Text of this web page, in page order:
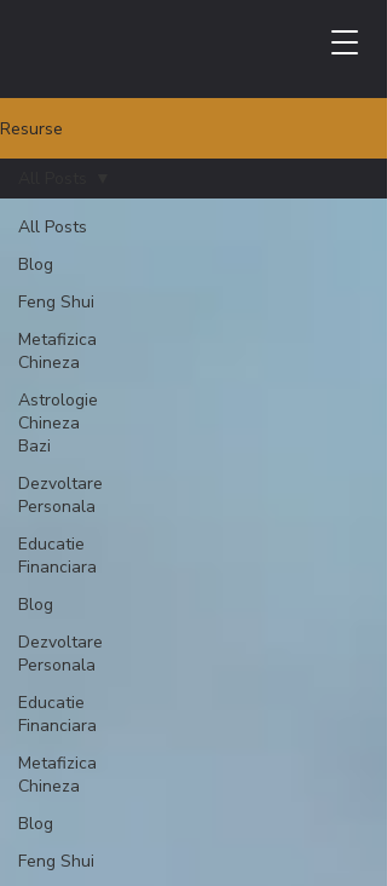
Resurse
All Posts
Blog
Feng Shui
Metafizica
Chineza
Astrologie
Chineza
Bazi
Dezvoltare
Personala
Educatie
Financiara
Blog
Dezvoltare
Personala
Educatie
Financiara
Metafizica
Chineza
Blog
Feng Shui